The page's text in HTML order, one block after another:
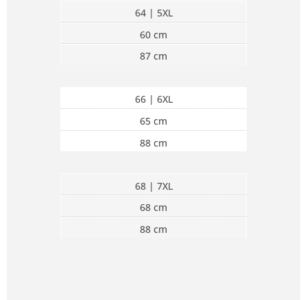
64 | 5XL
60 cm
87 cm
66 | 6XL
65 cm
88 cm
68 | 7XL
68 cm
88 cm